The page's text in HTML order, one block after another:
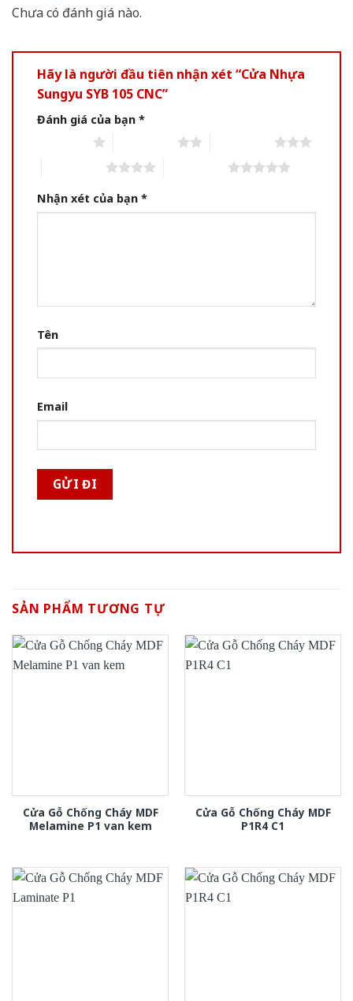
Chưa có đánh giá nào.
Hãy là người đầu tiên nhận xét “Cửa Nhựa
Sungyu SYB 105 CNC”
Đánh giá của bạn *
Nhận xét của bạn *
Tên
Email
SẢN PHẨM TƯƠNG TỰ
Cửa Gỗ Chống Cháy MDF
Melamine P1 van kem
Cửa Gỗ Chống Cháy MDF
P1R4 C1